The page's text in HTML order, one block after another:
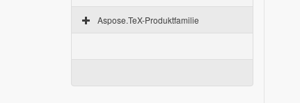
Aspose.TeX-Produktfamilie